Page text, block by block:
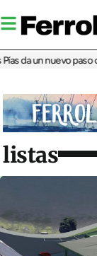
un nuevo paso con
listas